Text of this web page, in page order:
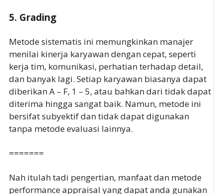
5. Grading
Metode sistematis ini memungkinkan manajer
menilai kinerja karyawan dengan cepat, seperti
kerja tim, komunikasi, perhatian terhadap detail,
dan banyak lagi. Setiap karyawan biasanya dapat
diberikan A – F, 1 – 5, atau bahkan dari tidak dapat
diterima hingga sangat baik. Namun, metode ini
bersifat subyektif dan tidak dapat digunakan
tanpa metode evaluasi lainnya.
=======
Nah itulah tadi pengertian, manfaat dan metode
performance appraisal yang dapat anda gunakan